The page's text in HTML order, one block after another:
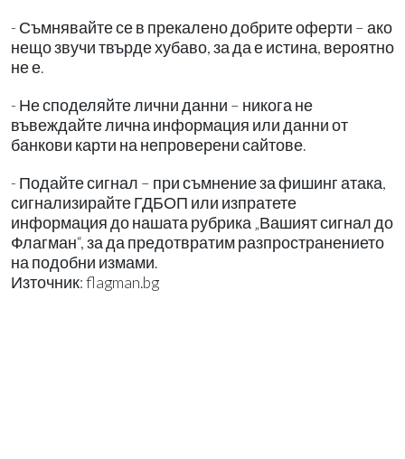
- Съмнявайте се в прекалено добрите оферти – ако
нещо звучи твърде хубаво, за да е истина, вероятно
не е.
- Не споделяйте лични данни – никога не
въвеждайте лична информация или данни от
банкови карти на непроверени сайтове.
- Подайте сигнал – при съмнение за фишинг атака,
сигнализирайте ГДБОП или изпратете
информация до нашата рубрика „Вашият сигнал до
Флагман“, за да предотвратим разпространението
на подобни измами.
Източник: flagman.bg